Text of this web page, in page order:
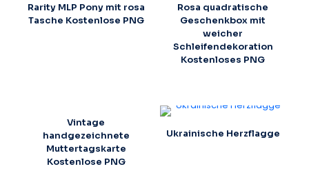
Rarity MLP Pony mit rosa
Tasche Kostenlose PNG
Rosa quadratische
Geschenkbox mit
weicher
Schleifendekoration
Kostenloses PNG
Vintage
handgezeichnete
Muttertagskarte
Kostenlose PNG
Ukrainische Herzflagge